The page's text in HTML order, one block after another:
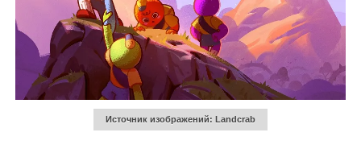
Источник изображений: Landcrab